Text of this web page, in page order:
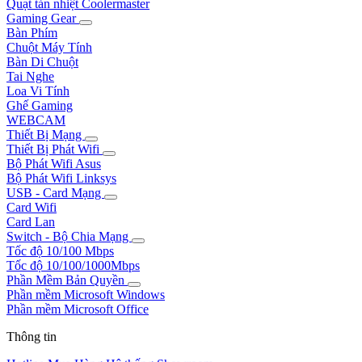
Quạt tản nhiệt Coolermaster
Gaming Gear
Bàn Phím
Chuột Máy Tính
Bàn Di Chuột
Tai Nghe
Loa Vi Tính
Ghế Gaming
WEBCAM
Thiết Bị Mạng
Thiết Bị Phát Wifi
Bộ Phát Wifi Asus
Bộ Phát Wifi Linksys
USB - Card Mạng
Card Wifi
Card Lan
Switch - Bộ Chia Mạng
Tốc độ 10/100 Mbps
Tốc độ 10/100/1000Mbps
Phần Mềm Bản Quyền
Phần mềm Microsoft Windows
Phần mềm Microsoft Office
Thông tin